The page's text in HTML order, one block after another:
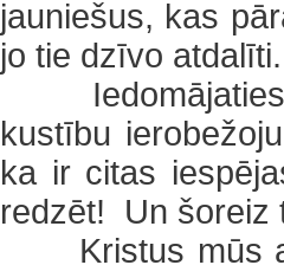
jauniešus, kas
jo tie dzīvo atdalīti.
kustību
ka ir citas
redzēt! Un šoreiz
Kristus mūs